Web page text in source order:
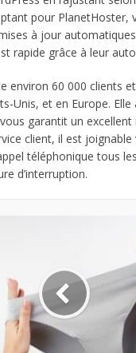
pour PlanetHoster,
à jour
rapide grâce à leur
environ 60 000 clients
Unis, et en Europe. Elle
garantit un
client, il est
téléphonique tous
d’interruption.